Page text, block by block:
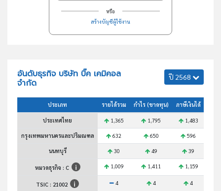
หรือ
สร้างบัญชีผู้ใช้งาน
อันดับธุรกิจ บริษัท บิ๊ค เคมิคอล
จำกัด
ปี 2568
ประเภท รายได้รวม กำไร (ขาดทุน) ภาษีเงินได้
ประเทศไทย 1,365 1,795 1,483
กรุงเทพมหานครและปริมณฑล 632 650 596
นนทบุรี 30 49 39
หมวดธุรกิจ : C 1,009 1,411 1,159
TSIC : 21002 4 4 4